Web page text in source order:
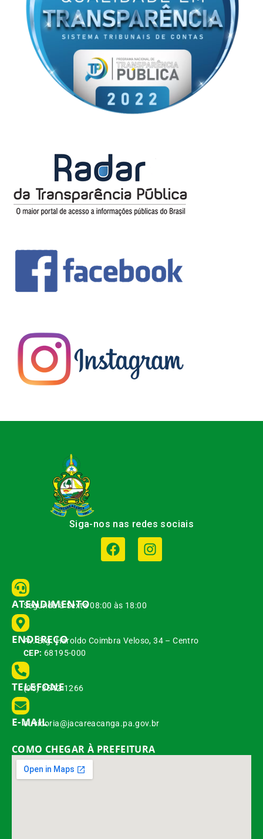
Siga-nos nas redes sociais
ATENDIMENTO
Segunda à Sexta 08:00 às 18:00
ENDEREÇO
Av. Brg. Haroldo Coimbra Veloso, 34 – Centro
CEP: 68195-000
TELEFONE
(93) 3542-1266
E-MAIL
ouvidoria@jacareacanga.pa.gov.br
COMO CHEGAR À PREFEITURA